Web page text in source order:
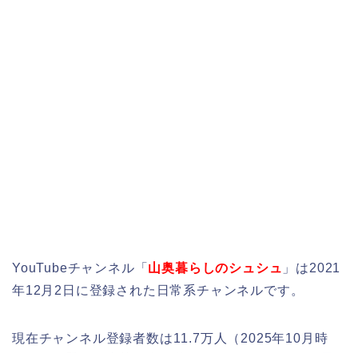
YouTubeチャンネル「 山奥暮らしのシュシュ 」は2021
年12月2日に登録された日常系チャンネルです。
現在チャンネル登録者数は11.7万人（2025年10月時